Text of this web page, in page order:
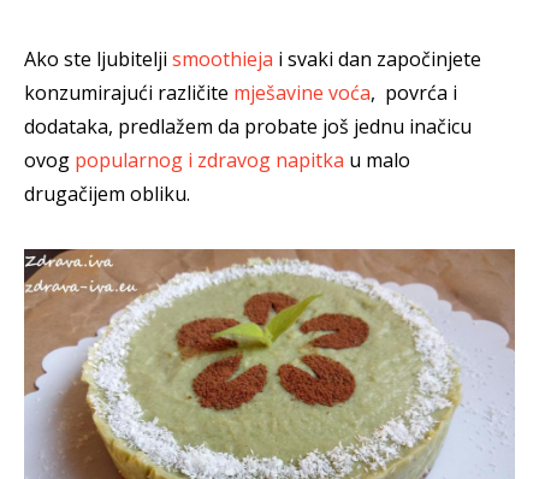
Ako ste ljubitelji smoothieja i svaki dan započinjete
konzumirajući različite mješavine voća, povrća i
dodataka, predlažem da probate još jednu inačicu
ovog popularnog i zdravog napitka u malo
drugačijem obliku.